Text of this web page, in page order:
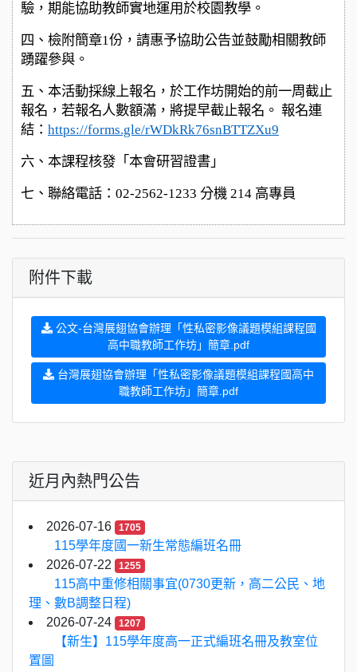
驗，期能協助教師實地運用於校園教學。
四、檢附簡章1份，請惠予協助公告並鼓勵相關教師
踴躍參與。
五、本活動採線上報名，於工作坊開始的前一周截止
報名，若報名人數額滿，將提早截止報名。 報名連
結： https://forms.gle/rWDkRk76snBTTZXu9
六、本課程核發「本會研習證書」
七、聯絡電話：02-2562-1233 分機 214 高專員
附件下載
公文-台灣展翅協會辦理「性私密影像議題模組課程國
高中職教師工作坊」簡章.pdf
台灣展翅協會辦理「性私密影像議題模組課程國高中
職教師工作坊」簡章.pdf
近月內熱門公告
2026-07-16 1705
115學年度國一新生常態編班名冊
2026-07-22
1255
115高中重修相關事宜(0730更新，高二公民、地
理、數B調整日程)
2026-07-24
1207
【新生】115學年度高一正式編班名冊及教室位
置圖